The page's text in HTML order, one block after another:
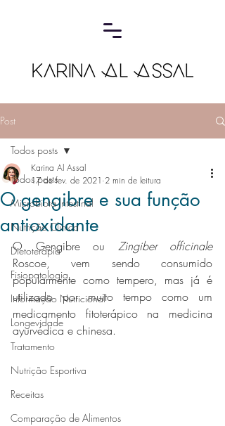
Post
Todos posts
Microbiota Intestinal
Nutrição Clínica
Dietoterapia
Fisiopatologia
Informação Nutricional
Longevidade
Tratamento
Nutrição Esportiva
Receitas
Comparação de Alimentos
Todos posts
O gengibre e sua função
antioxidante
Karina Al Assal
17 de fev. de 2021 2 min de leitura
O Gengibre ou
Zingiber officinale
Roscoe, vem sendo consumido
popularmente como tempero, mas já é
utilizado por muito tempo como um
medicamento fitoterápico na medicina
ayurvédica e chinesa.